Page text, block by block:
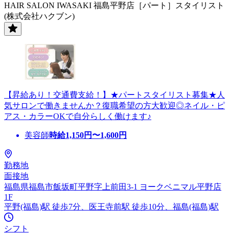
HAIR SALON IWASAKI 福島平野店［パート］スタイリスト
(株式会社ハクブン)
【昇給あり！交通費支給！】★パートスタイリスト募集★人
気サロンで働きませんか？復職希望の方大歓迎◎ネイル・ピ
アス・カラーOKで自分らしく働けます♪
美容師時給1,150円〜1,600円
勤務地
面接地
福島県福島市飯坂町平野字上前田3-1 ヨークベニマル平野店
1F
平野(福島)駅 徒歩7分、医王寺前駅 徒歩10分、福島(福島)駅
シフト